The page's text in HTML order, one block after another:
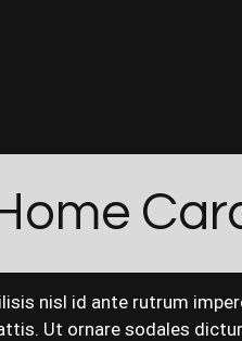
nisl id ante rutrum
Ut ornare sodales